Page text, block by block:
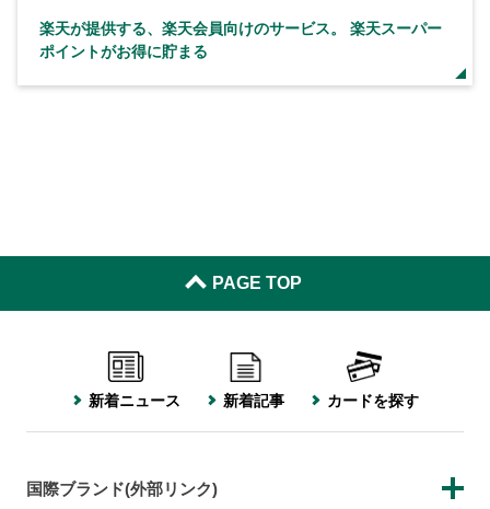
楽天が提供する、楽天会員向けのサービス。 楽天スーパー
ポイントがお得に貯まる
PAGE TOP
新着ニュース 新着記事 カードを探す
国際ブランド(外部リンク)